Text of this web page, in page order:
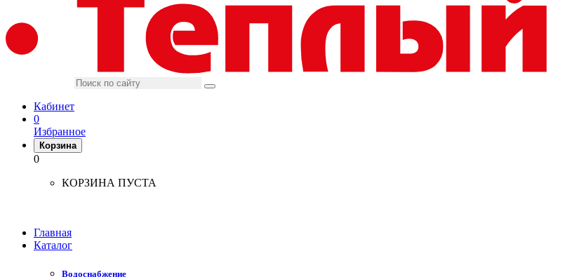
Кабинет
0
Избранное
Корзина
0
КОРЗИНА ПУСТА
Главная
Каталог
Водоснабжение